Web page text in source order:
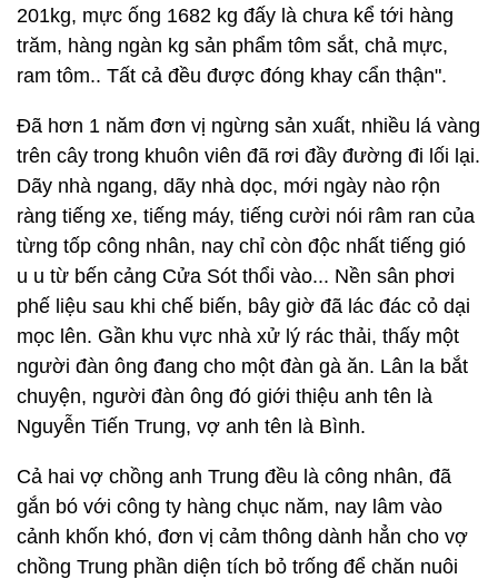
201kg, mực ống 1682 kg đấy là chưa kể tới hàng
trăm, hàng ngàn kg sản phẩm tôm sắt, chả mực,
ram tôm.. Tất cả đều được đóng khay cẩn thận".
Đã hơn 1 năm đơn vị ngừng sản xuất, nhiều lá vàng
trên cây trong khuôn viên đã rơi đầy đường đi lối lại.
Dãy nhà ngang, dãy nhà dọc, mới ngày nào rộn
ràng tiếng xe, tiếng máy, tiếng cười nói râm ran của
từng tốp công nhân, nay chỉ còn độc nhất tiếng gió
u u từ bến cảng Cửa Sót thổi vào... Nền sân phơi
phế liệu sau khi chế biến, bây giờ đã lác đác cỏ dại
mọc lên. Gần khu vực nhà xử lý rác thải, thấy một
người đàn ông đang cho một đàn gà ăn. Lân la bắt
chuyện, người đàn ông đó giới thiệu anh tên là
Nguyễn Tiến Trung, vợ anh tên là Bình.
Cả hai vợ chồng anh Trung đều là công nhân, đã
gắn bó với công ty hàng chục năm, nay lâm vào
cảnh khốn khó, đơn vị cảm thông dành hẳn cho vợ
chồng Trung phần diện tích bỏ trống để chăn nuôi